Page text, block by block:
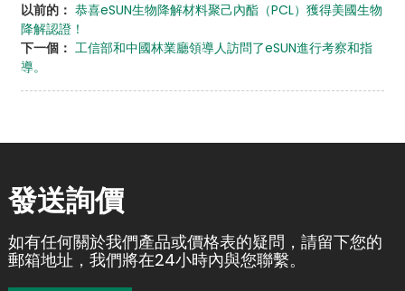
以前的： 恭喜eSUN生物降解材料聚己內酯（PCL）獲得美國生物
降解認證！
下一個： 工信部和中國林業廳領導人訪問了eSUN進行考察和指
導。
發送詢價
如有任何關於我們產品或價格表的疑問，請留下您的
郵箱地址，我們將在24小時內與您聯繫。